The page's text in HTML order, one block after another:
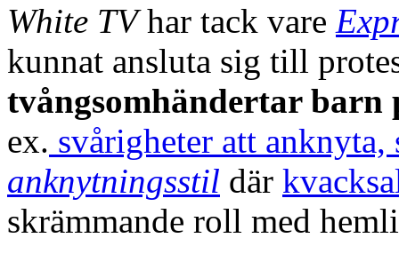
White TVhar tack vare
kunnat ansluta sig till
tvångsomhändertar barn
ex. svårigheter att
anknytningsstil där
skrämmande roll med